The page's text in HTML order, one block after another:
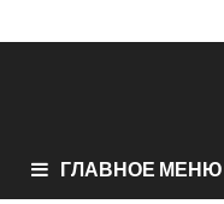
ГЛАВНОЕ МЕНЮ